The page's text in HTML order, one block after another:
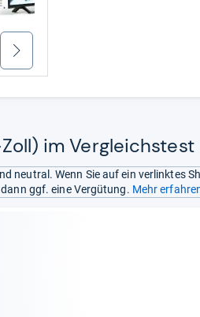
weiter
im Vergleichstest
neutral. Wenn Sie auf ein verlinktes
ggf. eine Vergütung. Mehr